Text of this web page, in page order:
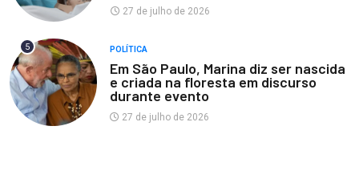
27 de julho de 2026
5 POLÍTICA
Em São Paulo, Marina diz ser nascida
e criada na floresta em discurso
durante evento
27 de julho de 2026